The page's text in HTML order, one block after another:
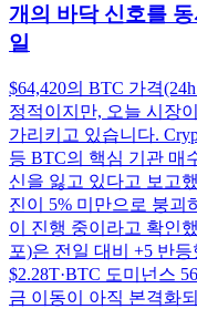
개의 바닥 신호를
일
$64,420의 BTC 가격
정적이지만, 오늘 시장
가리키고 있습니다.
등 BTC의 핵심 기관 매
신을 잃고 있다고 보고
진이 5% 미만으로 붕괴
이 진행 중이라고 확인
포)은 전일 대비 +5 반
$2.28T·BTC 도미넌스
금 이동이 아직 본격화